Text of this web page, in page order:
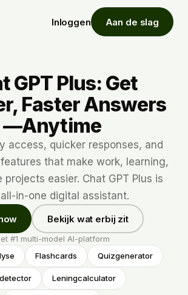
Inloggen Aan de slag
GPT Plus: Get
Faster Answers
—Anytime
access, quicker responses, and
that make work, learning,
projects easier. Chat GPT Plus is
in-one digital assistant.
Bekijk wat erbij zit
#1 multi-model AI-platform
Flashcards Quizgenerator
Leningcalculator